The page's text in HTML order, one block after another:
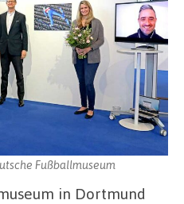
Fußballmuseum
in Dortmund